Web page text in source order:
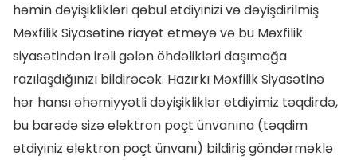
həmin dəyişiklikləri qəbul etdiyinizi və dəyişdirilmiş
Məxfilik Siyasətinə riayət etməyə və bu Məxfilik
siyasətindən irəli gələn öhdəlikləri daşımağa
razılaşdığınızı bildirəcək. Hazırkı Məxfilik Siyasətinə
hər hansı əhəmiyyətli dəyişikliklər etdiyimiz təqdirdə,
bu barədə sizə elektron poçt ünvanına (təqdim
etdiyiniz elektron poçt ünvanı) bildiriş göndərməklə